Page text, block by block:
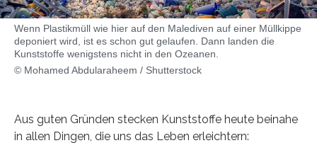
Wenn Plastikmüll wie hier auf den Malediven auf einer Müllkippe
deponiert wird, ist es schon gut gelaufen. Dann landen die
Kunststoffe wenigstens nicht in den Ozeanen.
© Mohamed Abdularaheem / Shutterstock
Aus guten Gründen stecken Kunststoffe heute beinahe
in allen Dingen, die uns das Leben erleichtern: